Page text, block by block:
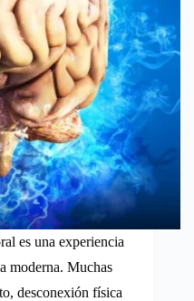
es una experiencia
moderna. Muchas
desconexión física